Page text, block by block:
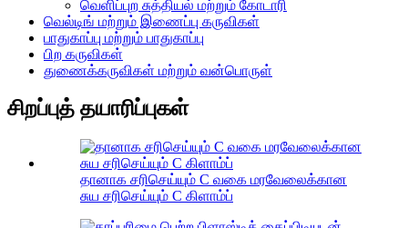
வெளிப்புற சுத்தியல் மற்றும் கோடாரி
வெல்டிங் மற்றும் இணைப்பு கருவிகள்
பாதுகாப்பு மற்றும் பாதுகாப்பு
பிற கருவிகள்
துணைக்கருவிகள் மற்றும் வன்பொருள்
சிறப்புத் தயாரிப்புகள்
தானாக சரிசெய்யும் C வகை மரவேலைக்கான
சுய சரிசெய்யும் C கிளாம்ப்